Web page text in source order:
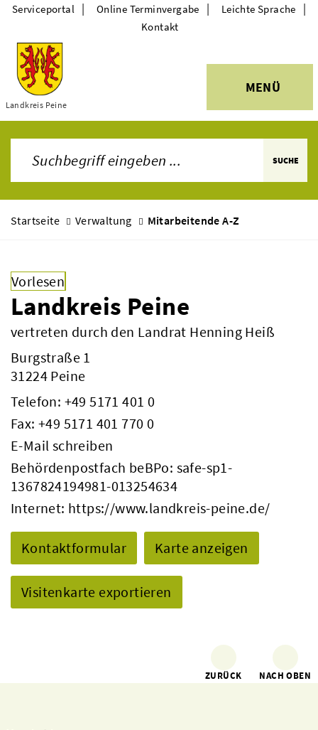
Themen
Landkreis Peine
MENÜ
Serviceportal | Online Terminvergabe | Leichte Sprache |
Kontakt
SUCHE
Startseite Verwaltung Mitarbeitende A-Z
Vorlesen
Landkreis Peine
vertreten durch den Landrat Henning Heiß
Burgstraße 1
31224 Peine
Telefon: +49 5171 401 0
Fax: +49 5171 401 770 0
E-Mail schreiben
Behördenpostfach beBPo: safe-sp1-
1367824194981-013254634
Internet: https://www.landkreis-peine.de/
Kontaktformular Karte anzeigen
Visitenkarte exportieren
ZURÜCK NACH OBEN